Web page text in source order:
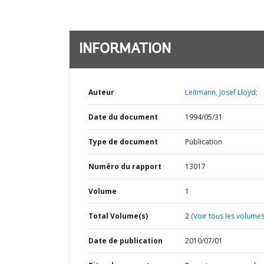
INFORMATION
Auteur Leitmann, Josef Lloyd;
Date du document 1994/05/31
Type de document Publication
Numéro du rapport 13017
Volume 1
Total Volume(s) 2 (Voir tous les
Date de publication 2010/07/01